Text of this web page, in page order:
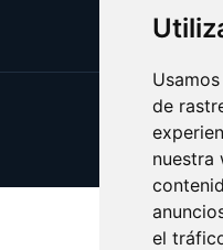
de
nuestra
el
Update